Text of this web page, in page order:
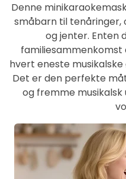
Denne
småbarn til tenåringer,
og jenter. Enten
familiesammenkomst
hvert eneste
Det er den perfekte
og fremme